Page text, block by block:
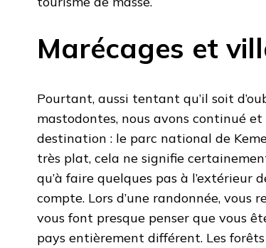
Marécages et
Pourtant, aussi tentant qu’il soit
mastodontes, nous avons continué
destination : le parc national de
très plat, cela ne signifie
qu’à faire quelques pas à l’extérieur
compte. Lors d’une randonnée, vous
vous font presque penser que vous
pays entièrement différent. Les